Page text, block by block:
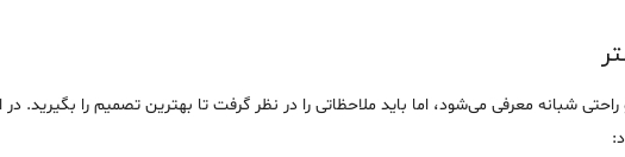
شبانه معرفی می‌شود، اما باید ملاحظاتی را در نظر گرفت تا بهترین تصمیم را بگیرید. در